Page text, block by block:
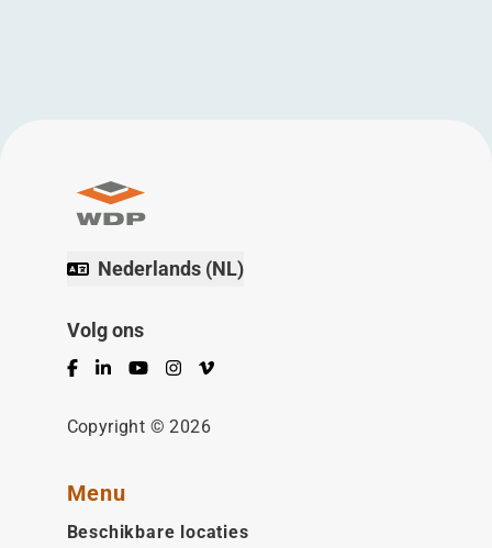
Nederlands (NL)
Volg ons
Facebook
LinkedInYouTubeInstagram
Vimeo
Copyright © 2026
Menu
Beschikbare locaties